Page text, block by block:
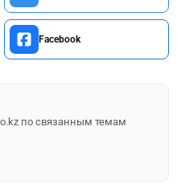
Facebook
по связанным темам